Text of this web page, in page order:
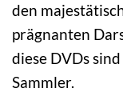
den
prägnanten
diese DVDs
Sammler.